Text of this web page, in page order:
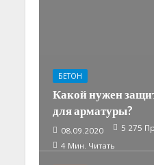
БЕТОН
Какой нужен
для арматуры?
08.09.2020
5 275
4 Мин. Читать